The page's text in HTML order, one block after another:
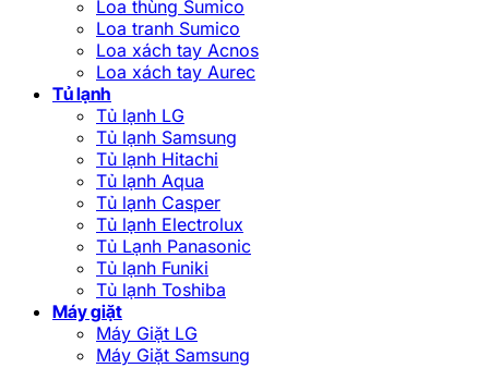
Loa thùng Sumico
Loa tranh Sumico
Loa xách tay Acnos
Loa xách tay Aurec
Tủ lạnh
Tủ lạnh LG
Tủ lạnh Samsung
Tủ lạnh Hitachi
Tủ lạnh Aqua
Tủ lạnh Casper
Tủ lạnh Electrolux
Tủ Lạnh Panasonic
Tủ lạnh Funiki
Tủ lạnh Toshiba
Máy giặt
Máy Giặt LG
Máy Giặt Samsung